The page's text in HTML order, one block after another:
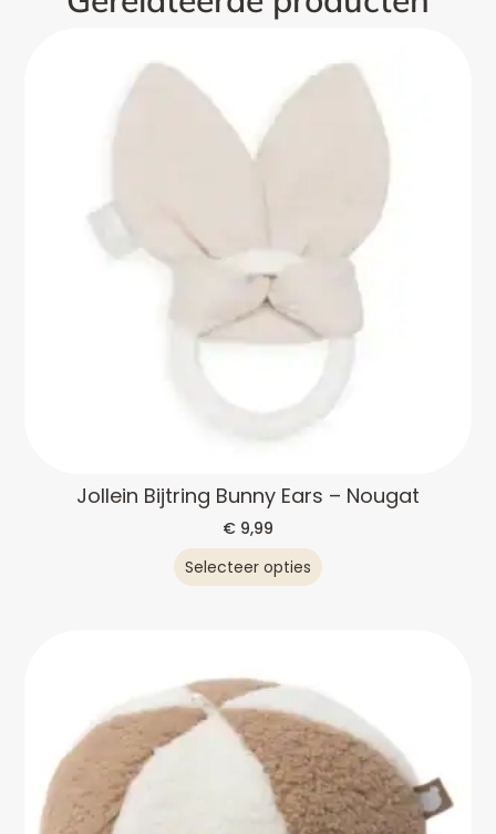
Jollein Bijtring Bunny Ears – Nougat
€ 9,99
Selecteer opties